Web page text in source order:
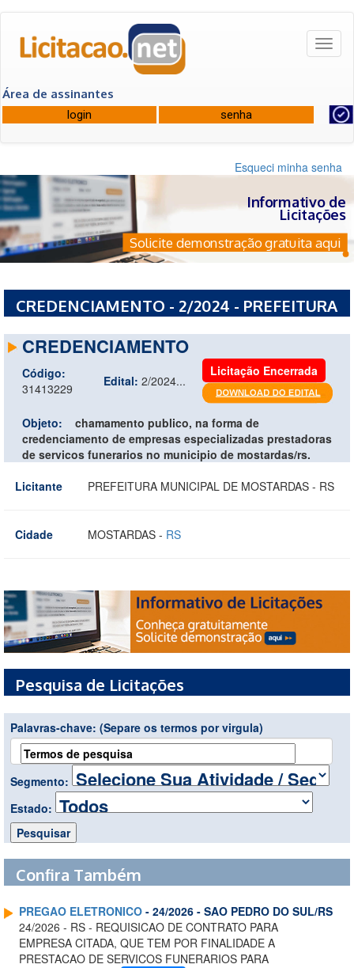
Área de assinantes
Esqueci minha senha
Informativo de
Licitações
Solicite demonstração gratuita aqui
CREDENCIAMENTO - 2/2024 - PREFEITURA
CREDENCIAMENTO
Código:
31413229
Edital: 2/2024...
Licitação Encerrada
Objeto:
chamamento publico, na forma de
credenciamento de empresas especializadas prestadoras
de servicos funerarios no municipio de mostardas/rs.
Licitante
PREFEITURA MUNICIPAL DE MOSTARDAS - RS
Cidade MOSTARDAS - RS
Pesquisa de Licitações
Palavras-chave: (Separe os termos por virgula)
Segmento:
Estado:
Confira Também
PREGAO ELETRONICO - 24/2026 - SAO PEDRO DO SUL/RS
24/2026 - RS - REQUISICAO DE CONTRATO PARA
EMPRESA CITADA, QUE TEM POR FINALIDADE A
PRESTACAO DE SERVICOS FUNERARIOS PARA